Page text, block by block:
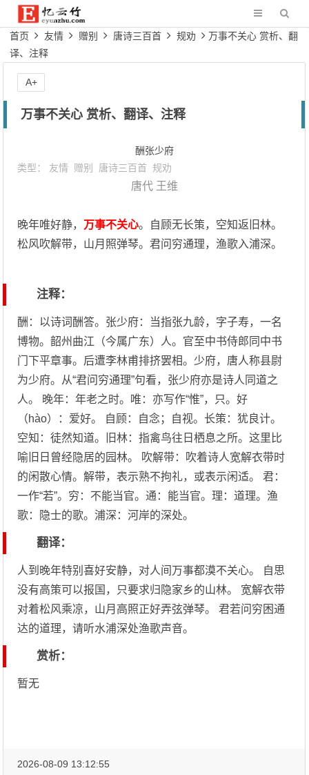
首页 友情 赠别 唐诗三百首 规劝
万事不关心 赏析、翻
译、注释
万事不关心 赏析、翻译、注释
酬张少府
类型： 友情 赠别 唐诗三百首 规劝
唐代 王维
晚年唯好静， 万事不关心。自顾无长策，空知返旧林。
松风吹解带，山月照弹琴。君问穷通理，渔歌入浦深。
注释：
酬：以诗词酬答。张少府：当指张九龄，字子寿，一名
博物。韶州曲江（今属广东）人。官至中书侍郎同中书
门下平章事。后遭李林甫排挤罢相。少府，唐人称县尉
为少府。从“君问穷通理”句看，张少府亦是诗人同道之
人。 晚年：年老之时。唯：亦写作“惟”，只。好
（hào）：爱好。 自顾：自念；自视。长策：犹良计。
空知：徒然知道。旧林：指禽鸟往日栖息之所。这里比
喻旧日曾经隐居的园林。 吹解带：吹着诗人宽解衣带时
的闲散心情。解带，表示熟不拘礼，或表示闲适。 君：
一作“若”。穷：不能当官。通：能当官。理：道理。渔
歌：隐士的歌。浦深：河岸的深处。
翻译：
人到晚年特别喜好安静，对人间万事都漠不关心。 自思
没有高策可以报国，只要求归隐家乡的山林。 宽解衣带
对着松风乘凉，山月高照正好弄弦弹琴。 君若问穷困通
达的道理，请听水浦深处渔歌声音。
赏析：
暂无
A+
2026-08-09 13:12:55